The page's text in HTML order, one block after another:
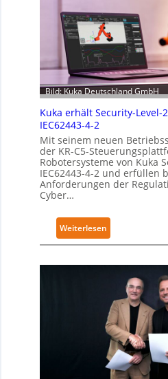
Bild: Kuka Deutschland GmbH
Kuka erhält Security-
IEC62443-4-2
Mit seinem neuen
der KR-C5-
Robotersysteme von Kuka
IEC62443-4-2 und erfüllen
Anforderungen der
Cyber…
Weiterlesen
K
r
h
ä
l
t